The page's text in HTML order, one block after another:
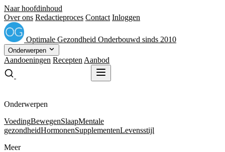
Naar hoofdinhoud
Over ons Redactieproces Contact Inloggen
Optimale Gezondheid Onderbouwd sinds 2010
Onderwerpen
Aandoeningen Recepten Aanbod
Onderwerpen
VoedingBewegenSlaapMentale
gezondheidHormonenSupplementenLevensstijl
Meer